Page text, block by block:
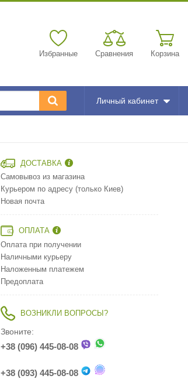
Избранные Сравнения Корзина
Личный кабинет
ДОСТАВКА
Самовывоз из магазина
Курьером по адресу (только Киев)
Новая почта
ОПЛАТА
Оплата при получении
Наличными курьеру
Наложенным платежем
Предоплата
ВОЗНИКЛИ ВОПРОСЫ?
Звоните:
+38 (096) 445-08-08
+38 (093) 445-08-08